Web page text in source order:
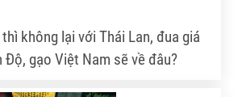
không lại với Thái Lan, đua giá
Độ, gạo Việt Nam sẽ về đâu?